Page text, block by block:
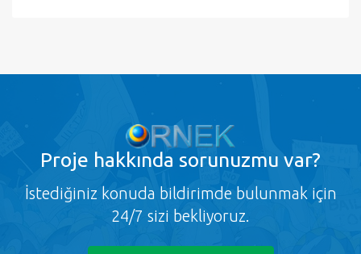
Proje hakkında sorunuzmu var?
İstediğiniz konuda bildirimde bulunmak için
24/7 sizi bekliyoruz.